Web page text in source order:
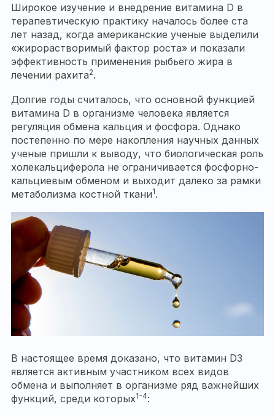
Широкое изучение и внедрение витамина D в
терапевтическую практику началось более ста
лет назад, когда американские ученые выделили
«жирорастворимый фактор роста» и показали
эффективность применения рыбьего жира в
лечении рахита2.
Долгие годы считалось, что основной функцией
витамина D в организме человека является
регуляция обмена кальция и фосфора. Однако
постепенно по мере накопления научных данных
ученые пришли к выводу, что биологическая роль
холекальциферола не ограничивается фосфорно-
кальциевым обменом и выходит далеко за рамки
метаболизма костной ткани1.
В настоящее время доказано, что витамин D3
является активным участником всех видов
обмена и выполняет в организме ряд важнейших
функций, среди которых1-4: